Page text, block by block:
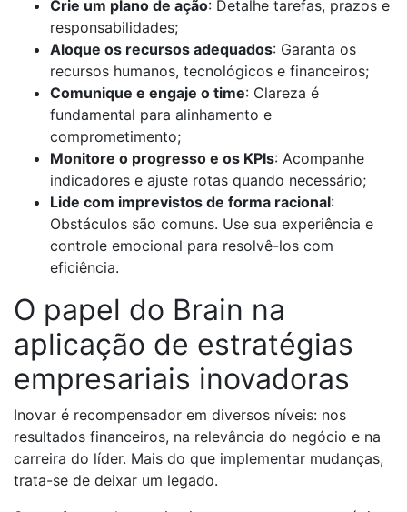
Crie um plano de ação: Detalhe tarefas, prazos e
responsabilidades;
Aloque os recursos adequados: Garanta os
recursos humanos, tecnológicos e financeiros;
Comunique e engaje o time: Clareza é
fundamental para alinhamento e
comprometimento;
Monitore o progresso e os KPIs: Acompanhe
indicadores e ajuste rotas quando necessário;
Lide com imprevistos de forma racional:
Obstáculos são comuns. Use sua experiência e
controle emocional para resolvê-los com
eficiência.
O papel do Brain na
aplicação de estratégias
empresariais inovadoras
Inovar é recompensador em diversos níveis: nos
resultados financeiros, na relevância do negócio e na
carreira do líder. Mais do que implementar mudanças,
trata-se de deixar um legado.